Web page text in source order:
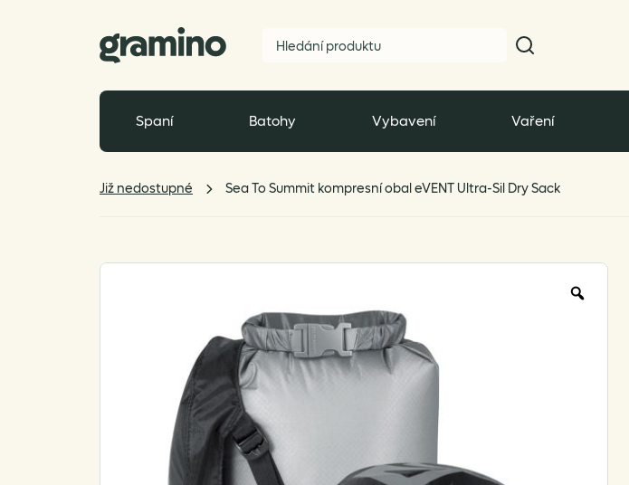
Spaní Batohy Vybavení Vaření
Již nedostupné Sea To Summit kompresní obal eVENT Ultra-Sil Dry Sack